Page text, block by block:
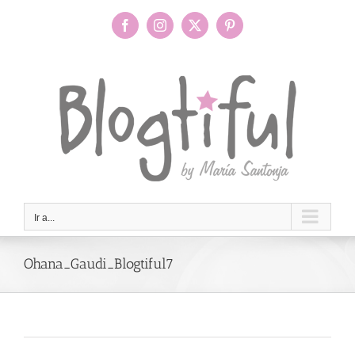
FacebookInstagram
X Pinterest
Ir a...
Ohana_Gaudi_Blogtiful7